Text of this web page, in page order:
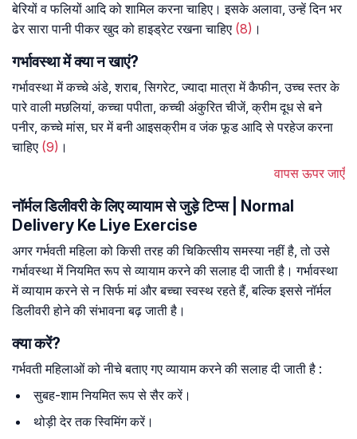
बेरियों व फलियों आदि को शामिल करना चाहिए। इसके अलावा, उन्हें दिन भर
ढेर सारा पानी पीकर खुद को हाइड्रेट रखना चाहिए (8) ।
गर्भावस्था में क्या न खाएं?
गर्भावस्था में कच्चे अंडे, शराब, सिगरेट, ज्यादा मात्रा में कैफीन, उच्च स्तर के
पारे वाली मछलियां, कच्चा पपीता, कच्ची अंकुरित चीजें, क्रीम दूध से बने
पनीर, कच्चे मांस, घर में बनी आइसक्रीम व जंक फूड आदि से परहेज करना
चाहिए (9) ।
वापस ऊपर जाएँ
नॉर्मल डिलीवरी के लिए व्यायाम से जुड़े टिप्स | Normal
Delivery Ke Liye Exercise
अगर गर्भवती महिला को किसी तरह की चिकित्सीय समस्या नहीं है, तो उसे
गर्भावस्था में नियमित रूप से व्यायाम करने की सलाह दी जाती है। गर्भावस्था
में व्यायाम करने से न सिर्फ मां और बच्चा स्वस्थ रहते हैं, बल्कि इससे नॉर्मल
डिलीवरी होने की संभावना बढ़ जाती है।
क्या करें?
गर्भवती महिलाओं को नीचे बताए गए व्यायाम करने की सलाह दी जाती है :
सुबह-शाम नियमित रूप से सैर करें।
थोड़ी देर तक स्विमिंग करें।